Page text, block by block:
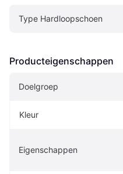
Type Hardloopschoen
Producteigenschappen
Doelgroep
Kleur
Eigenschappen